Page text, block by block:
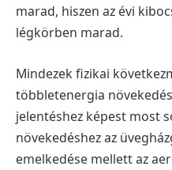
marad, hiszen az évi
légkörben marad.
Mindezek fizikai
többletenergia
jelentéshez képest most
növekedéshez az
emelkedése mellett az